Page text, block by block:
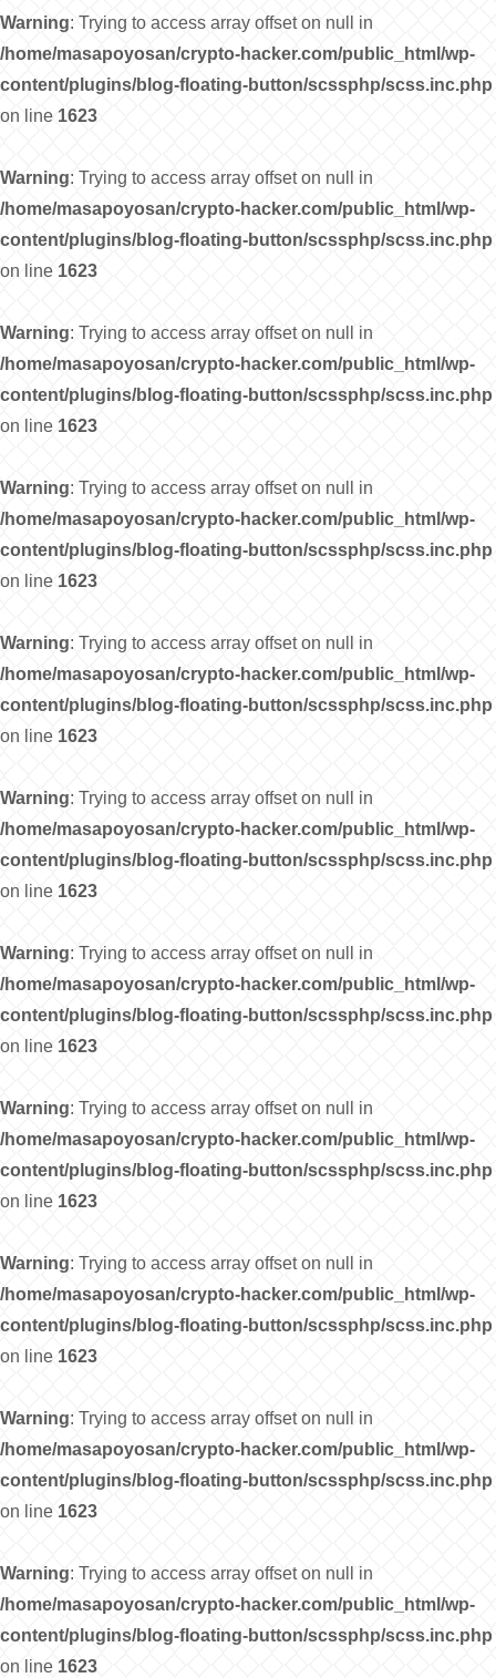
Warning: Trying to access array offset on null in
/home/masapoyosan/crypto-hacker.com/public_html/wp-
content/plugins/blog-floating-button/scssphp/scss.inc.php
on line 1623
Warning: Trying to access array offset on null in
/home/masapoyosan/crypto-hacker.com/public_html/wp-
content/plugins/blog-floating-button/scssphp/scss.inc.php
on line 1623
Warning: Trying to access array offset on null in
/home/masapoyosan/crypto-hacker.com/public_html/wp-
content/plugins/blog-floating-button/scssphp/scss.inc.php
on line 1623
Warning: Trying to access array offset on null in
/home/masapoyosan/crypto-hacker.com/public_html/wp-
content/plugins/blog-floating-button/scssphp/scss.inc.php
on line 1623
Warning: Trying to access array offset on null in
/home/masapoyosan/crypto-hacker.com/public_html/wp-
content/plugins/blog-floating-button/scssphp/scss.inc.php
on line 1623
Warning: Trying to access array offset on null in
/home/masapoyosan/crypto-hacker.com/public_html/wp-
content/plugins/blog-floating-button/scssphp/scss.inc.php
on line 1623
Warning: Trying to access array offset on null in
/home/masapoyosan/crypto-hacker.com/public_html/wp-
content/plugins/blog-floating-button/scssphp/scss.inc.php
on line 1623
Warning: Trying to access array offset on null in
/home/masapoyosan/crypto-hacker.com/public_html/wp-
content/plugins/blog-floating-button/scssphp/scss.inc.php
on line 1623
Warning: Trying to access array offset on null in
/home/masapoyosan/crypto-hacker.com/public_html/wp-
content/plugins/blog-floating-button/scssphp/scss.inc.php
on line 1623
Warning: Trying to access array offset on null in
/home/masapoyosan/crypto-hacker.com/public_html/wp-
content/plugins/blog-floating-button/scssphp/scss.inc.php
on line 1623
Warning: Trying to access array offset on null in
/home/masapoyosan/crypto-hacker.com/public_html/wp-
content/plugins/blog-floating-button/scssphp/scss.inc.php
on line 1623